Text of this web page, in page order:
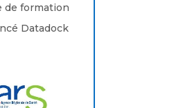
de formation
Datadock